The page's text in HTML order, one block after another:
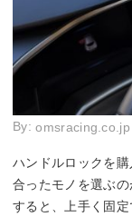
By:omsracing.co.jp
ハンドルロックを
合ったモノを選ぶ
すると、上手く固定